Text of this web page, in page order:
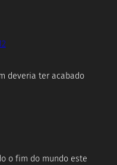
deveria ter acabado
o fim do mundo este